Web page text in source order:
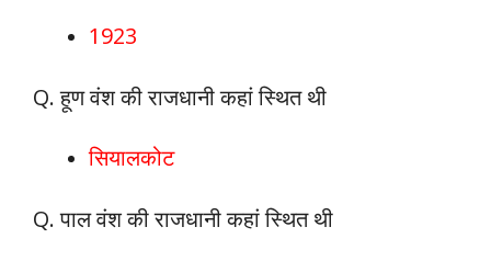
1923
Q. हूण वंश की राजधानी कहां स्थित थी
सियालकोट
Q. पाल वंश की राजधानी कहां स्थित थी